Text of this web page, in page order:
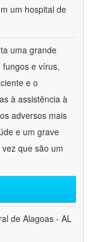
um hospital de
uma grande
e vírus,
e o
à assistência à
adversos mais
e um grave
que são um
de Alagoas - AL